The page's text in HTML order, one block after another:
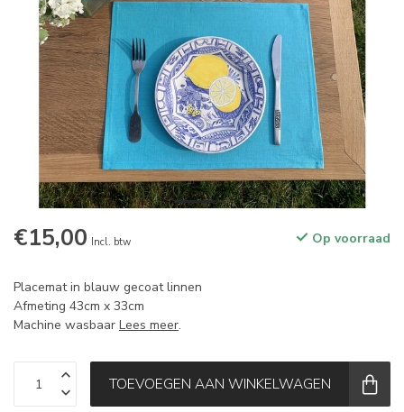
€15,00 Incl. btw Op voorraad
Placemat in blauw gecoat linnen
Afmeting 43cm x 33cm
Machine wasbaar Lees meer.
TOEVOEGEN AAN WINKELWAGEN